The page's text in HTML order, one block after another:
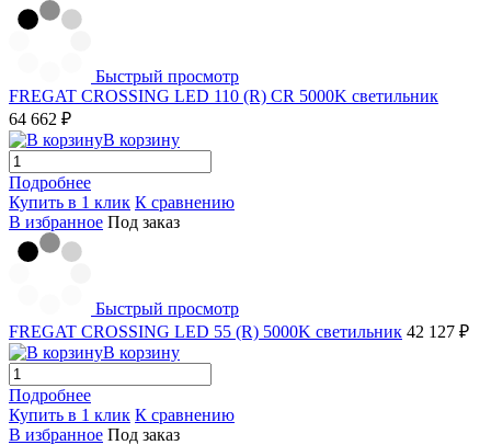
Быстрый просмотр
FREGAT CROSSING LED 110 (R) CR 5000K светильник
64 662 ₽
В корзину
Подробнее
Купить в 1 клик К сравнению
В избранное Под заказ
Быстрый просмотр
FREGAT CROSSING LED 55 (R) 5000K светильник 42 127 ₽
В корзину
Подробнее
Купить в 1 клик К сравнению
В избранное Под заказ